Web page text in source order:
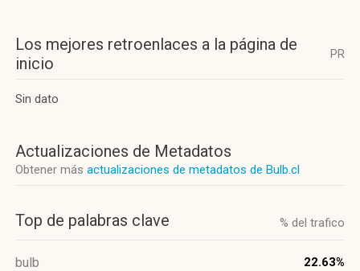
Los mejores retroenlaces a la página de
inicio
PR
Sin dato
Actualizaciones de Metadatos
Obtener más actualizaciones de metadatos de Bulb.cl
Top de palabras clave % del trafico
bulb 22.63%